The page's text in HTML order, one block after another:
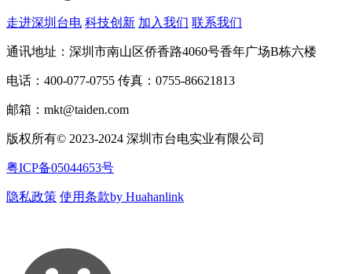
走进深圳台电 科技创新 加入我们 联系我们
通讯地址：深圳市南山区侨香路4060号香年广场B栋六楼
电话：400-077-0755 传真：0755-86621813
邮箱：mkt@taiden.com
版权所有© 2023-2024 深圳市台电实业有限公司
粤ICP备05044653号
隐私政策 使用条款by Huahanlink